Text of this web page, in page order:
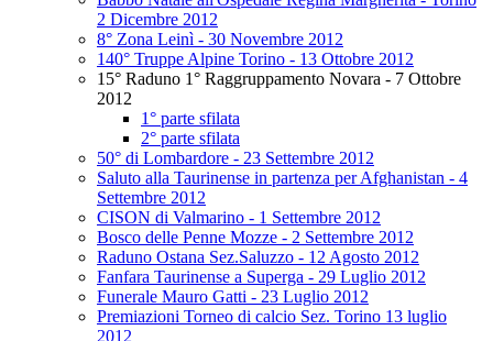
2 Dicembre 2012
8° Zona Leinì - 30 Novembre 2012
140° Truppe Alpine Torino - 13 Ottobre 2012
15° Raduno 1° Raggruppamento Novara - 7 Ottobre
2012
1° parte sfilata
2° parte sfilata
50° di Lombardore - 23 Settembre 2012
Saluto alla Taurinense in partenza per Afghanistan - 4
Settembre 2012
CISON di Valmarino - 1 Settembre 2012
Bosco delle Penne Mozze - 2 Settembre 2012
Raduno Ostana Sez.Saluzzo - 12 Agosto 2012
Fanfara Taurinense a Superga - 29 Luglio 2012
Funerale Mauro Gatti - 23 Luglio 2012
Premiazioni Torneo di calcio Sez. Torino 13 luglio
2012